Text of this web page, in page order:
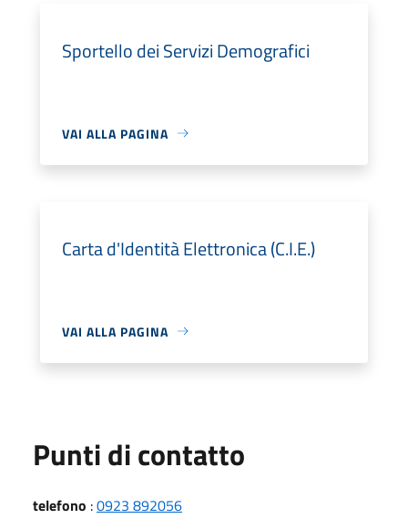
Sportello dei Servizi Demografici
VAI ALLA PAGINA
Carta d'Identità Elettronica (C.I.E.)
VAI ALLA PAGINA
Punti di contatto
telefono :0923 892056